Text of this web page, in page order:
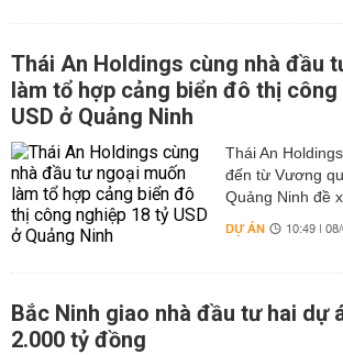
Thái An Holdings cùng nhà đầu
làm tổ hợp cảng biển đô thị
USD ở Quảng Ninh
Thái An
đến từ Vương
Quảng Ninh đề
DỰ ÁN 10:49 |
Bắc Ninh giao nhà đầu tư hai dự
2.000 tỷ đồng